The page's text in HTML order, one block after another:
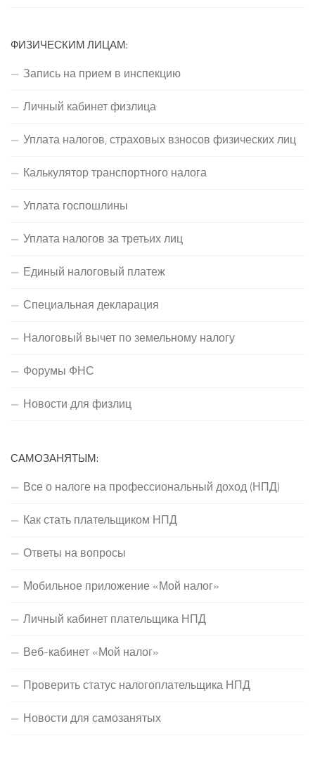
ФИЗИЧЕСКИМ ЛИЦАМ:
Запись на прием в инспекцию
Личный кабинет физлица
Уплата налогов, страховых взносов физических лиц
Калькулятор транспортного налога
Уплата госпошлины
Уплата налогов за третьих лиц
Единый налоговый платеж
Специальная декларация
Налоговый вычет по земельному налогу
Форумы ФНС
Новости для физлиц
САМОЗАНЯТЫМ:
Все о налоге на профессиональный доход (НПД)
Как стать плательщиком НПД
Ответы на вопросы
Мобильное приложение «Мой налог»
Личный кабинет плательщика НПД
Веб-кабинет «Мой налог»
Проверить статус налогоплательщика НПД
Новости для самозанятых